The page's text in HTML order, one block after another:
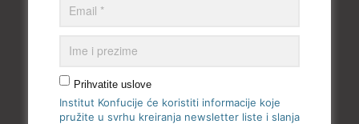
Prihvatite uslove
Institut Konfucije će koristiti informacije koje
pružite u svrhu kreiranja newsletter liste i slanja